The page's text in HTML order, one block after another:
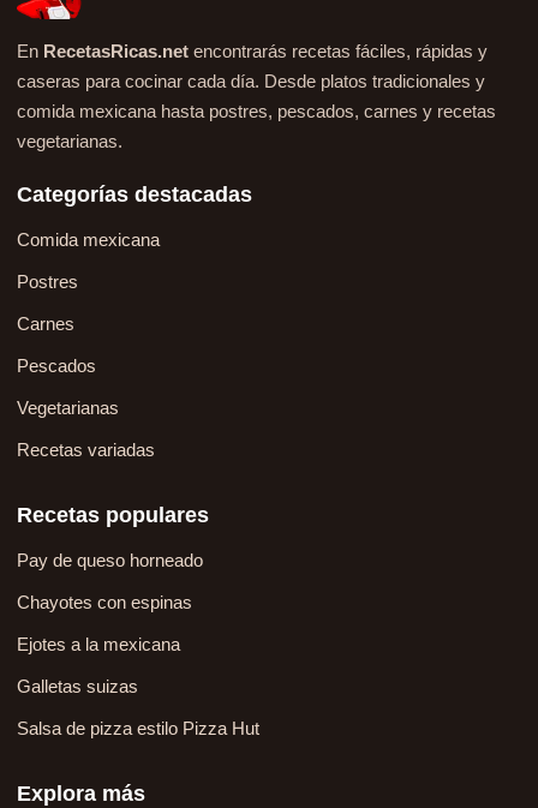
En RecetasRicas.net encontrarás recetas fáciles, rápidas y
caseras para cocinar cada día. Desde platos tradicionales y
comida mexicana hasta postres, pescados, carnes y recetas
vegetarianas.
Categorías destacadas
Comida mexicana
Postres
Carnes
Pescados
Vegetarianas
Recetas variadas
Recetas populares
Pay de queso horneado
Chayotes con espinas
Ejotes a la mexicana
Galletas suizas
Salsa de pizza estilo Pizza Hut
Explora más